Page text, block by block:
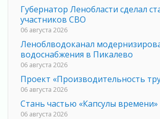
Губернатор Ленобласти сделал
участников СВО
06 августа 2026
Леноблводоканал
водоснабжения в Пикалево
06 августа 2026
Проект «Производительность
06 августа 2026
Стань частью «Капсулы времени»
06 августа 2026